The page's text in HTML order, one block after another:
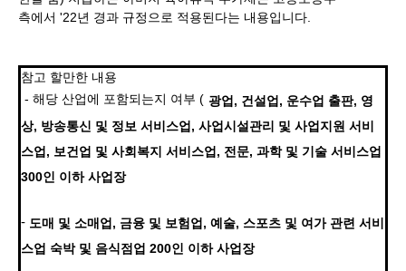
측에서 '22년 경과 규정으로 적용된다는 내용입니다.
참고 할만한 내용
- 해당 산업에 포함되는지 여부 ( 광업, 건설업, 운수업 출판, 영
상, 방송통신 및 정보 서비스업, 사업시설관리 및 사업지원 서비
스업, 보건업 및 사회복지 서비스업, 전문, 과학 및 기술 서비스업
300인 이하 사업장
- 도매 및 소매업, 금융 및 보험업, 예술, 스포츠 및 여가 관련 서비
스업 숙박 및 음식점업 200인 이하 사업장